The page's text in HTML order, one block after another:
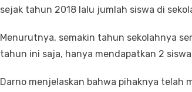
sejak tahun 2018 lalu jumlah siswa di
Menurutnya, semakin tahun sekolahnya
tahun ini saja, hanya mendapatkan 2
Darno menjelaskan bahwa pihaknya telah